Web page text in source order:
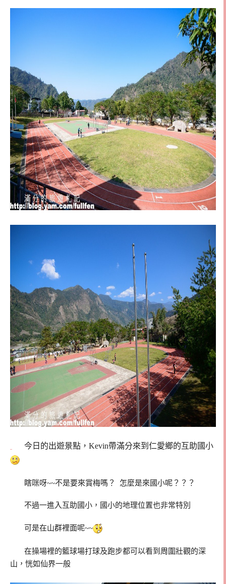
今日的出遊景點，Kevin帶滿分來到仁愛鄉的互助國小
瞎咪呀~~不是要來賞梅嗎？ 怎麼是來國小呢？？？
不過一進入互助國小，國小的地理位置也非常特別
可是在山群裡面呢~~
在操場裡的籃球場打球及跑步都可以看到周圍壯觀的深
山，恍如仙界一般